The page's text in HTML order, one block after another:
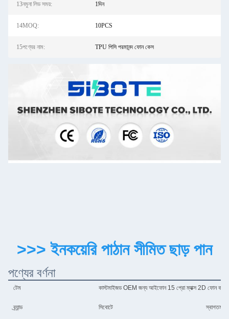
13নমুনা লিড সময়: 1দিন
14MOQ: 10PCS
15পণ্যের নাম: TPU পিসি পরমানন্দ ফোন কেস
>>> ইনকয়েরি পাঠান সীমিত ছাড় পান
পণ্যের বর্ণনা
টেম কাস্টমাইজড OEM জন্য আইফোন 15 প্রো ম্যাক্স 2D ফোন
ব্র্যান্ড সিবোটে স্বাগতম